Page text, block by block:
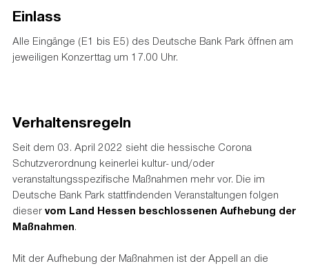
Einlass
Alle Eingänge (E1 bis E5) des Deutsche Bank Park öffnen am
jeweiligen Konzerttag um 17.00 Uhr.
Verhaltensregeln
Seit dem 03. April 2022 sieht die hessische Corona
Schutzverordnung keinerlei kultur- und/oder
veranstaltungsspezifische Maßnahmen mehr vor. Die im
Deutsche Bank Park stattfindenden Veranstaltungen folgen
dieser vom Land Hessen beschlossenen Aufhebung der
Maßnahmen.
Mit der Aufhebung der Maßnahmen ist der Appell an die